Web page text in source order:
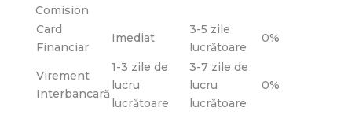
Comision
Card
Financiar
Imediat
3-5 zile
lucrătoare
0%
Virement
Interbancară
1-3 zile de
lucru
lucrătoare
3-7 zile de
lucru
lucrătoare
0%